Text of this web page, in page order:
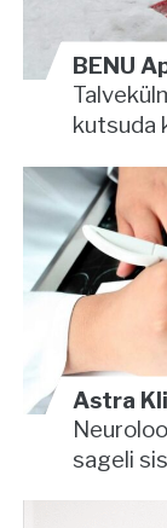
BENU
kutsuda
Astra
sageli